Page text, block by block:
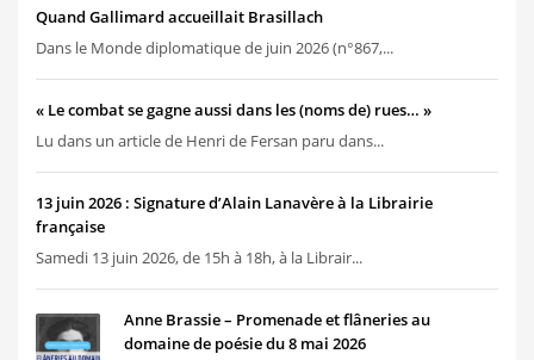
Quand Gallimard accueillait Brasillach
Dans le Monde diplomatique de juin 2026 (n°867,...
« Le combat se gagne aussi dans les (noms de) rues… »
Lu dans un article de Henri de Fersan paru dans...
13 juin 2026 : Signature d’Alain Lanavère à la Librairie
française
Samedi 13 juin 2026, de 15h à 18h, à la Librair...
Anne Brassie – Promenade et flâneries au
domaine de poésie du 8 mai 2026